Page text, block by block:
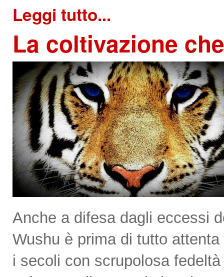
Leggi tutto...
La coltivazione
Anche a difesa dagli eccessi
Wushu è prima di tutto
i secoli con scrupolosa